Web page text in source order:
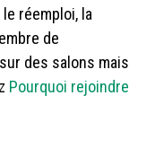
réemploi, la
de
des salons mais
Pourquoi rejoindre